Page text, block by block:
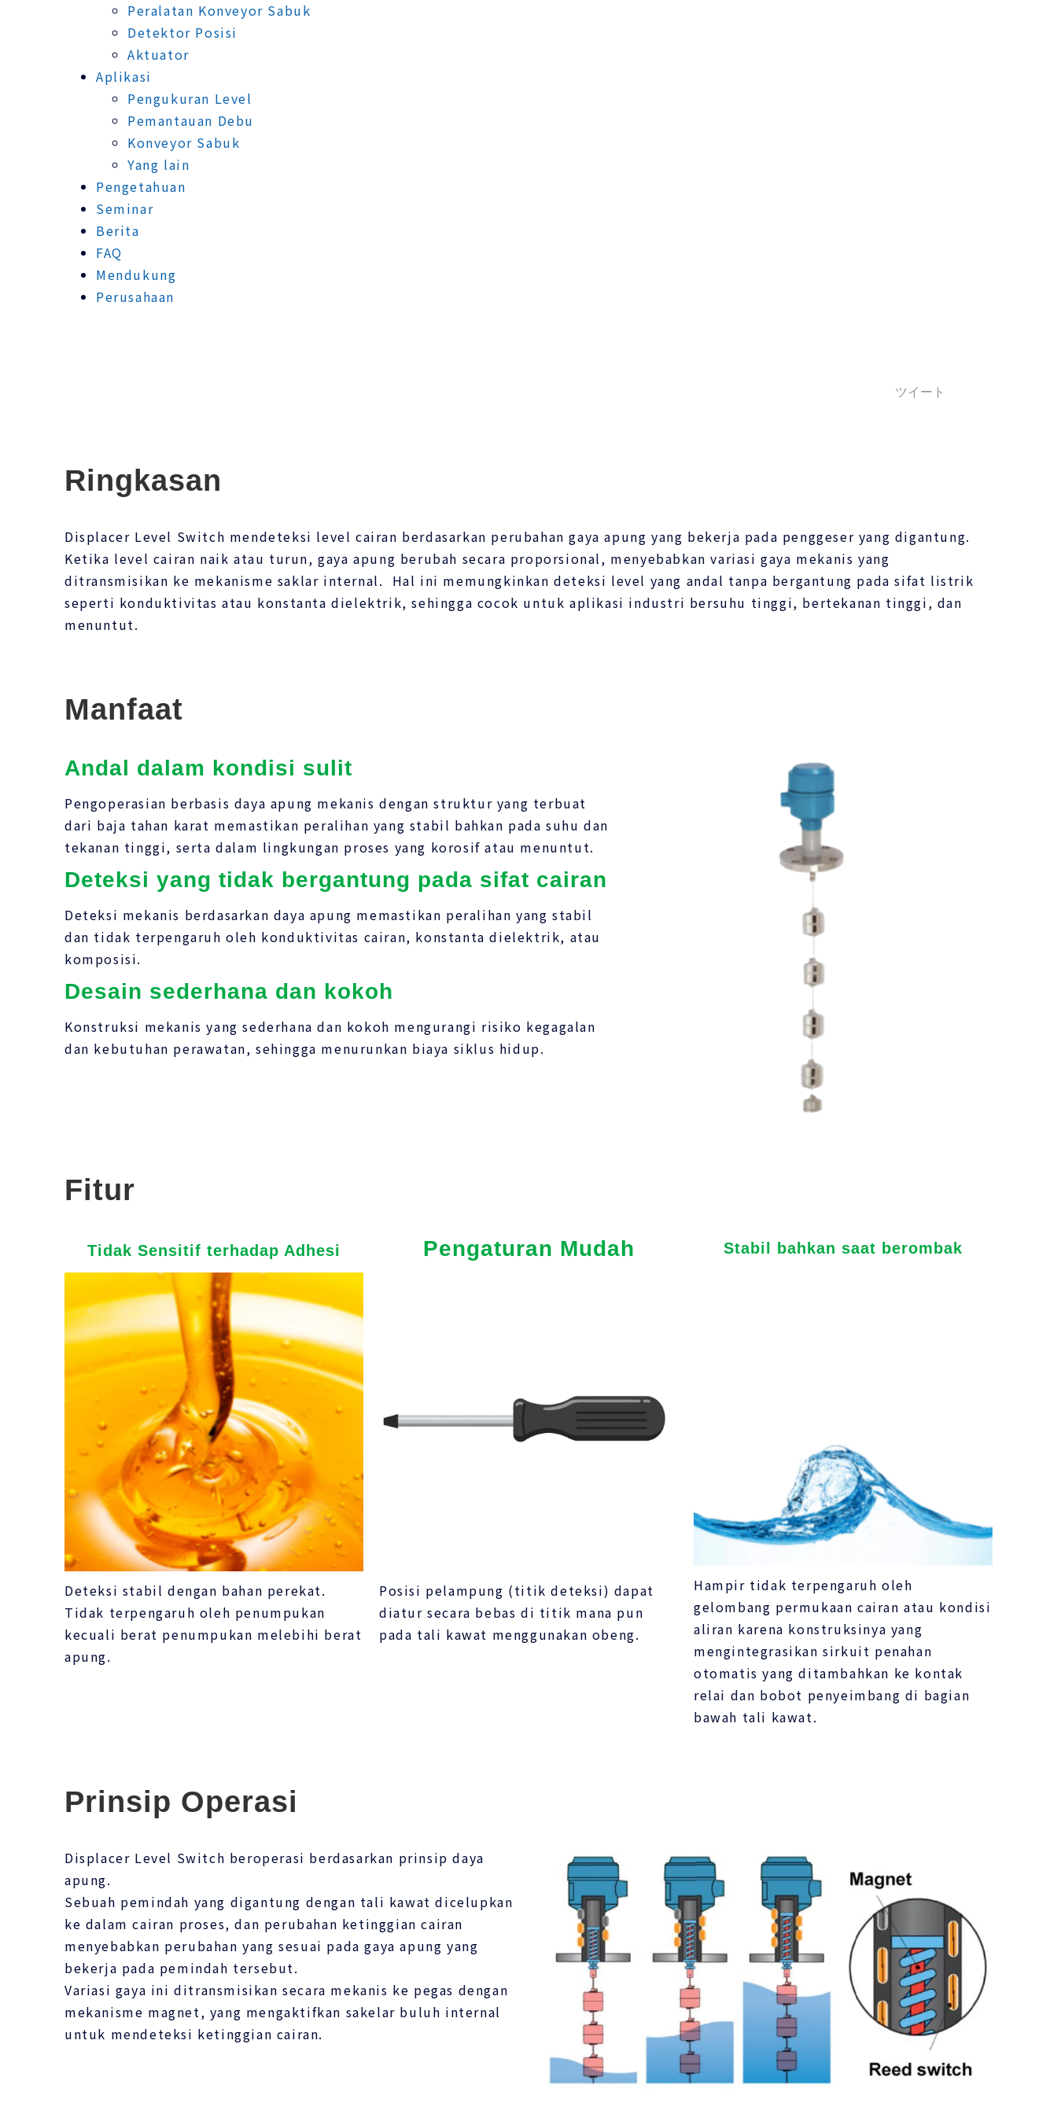
Peralatan Konveyor Sabuk
Detektor Posisi
Aktuator
Aplikasi
Pengukuran Level
Pemantauan Debu
Konveyor Sabuk
Yang lain
Pengetahuan
Seminar
Berita
FAQ
Mendukung
Perusahaan
ツイート
Ringkasan
Displacer Level Switch mendeteksi level cairan berdasarkan perubahan gaya apung yang bekerja pada penggeser yang digantung.
Ketika level cairan naik atau turun, gaya apung berubah secara proporsional, menyebabkan variasi gaya mekanis yang
ditransmisikan ke mekanisme saklar internal. Hal ini memungkinkan deteksi level yang andal tanpa bergantung pada sifat listrik
seperti konduktivitas atau konstanta dielektrik, sehingga cocok untuk aplikasi industri bersuhu tinggi, bertekanan tinggi, dan
menuntut.
Manfaat
Andal dalam kondisi sulit
Pengoperasian berbasis daya apung mekanis dengan struktur yang terbuat
dari baja tahan karat memastikan peralihan yang stabil bahkan pada suhu dan
tekanan tinggi, serta dalam lingkungan proses yang korosif atau menuntut.
Deteksi yang tidak bergantung pada sifat cairan
Deteksi mekanis berdasarkan daya apung memastikan peralihan yang stabil
dan tidak terpengaruh oleh konduktivitas cairan, konstanta dielektrik, atau
komposisi.
Desain sederhana dan kokoh
Konstruksi mekanis yang sederhana dan kokoh mengurangi risiko kegagalan
dan kebutuhan perawatan, sehingga menurunkan biaya siklus hidup.
Fitur
Tidak Sensitif terhadap Adhesi
Deteksi stabil dengan bahan perekat.
Tidak terpengaruh oleh penumpukan
kecuali berat penumpukan melebihi berat
apung.
Pengaturan Mudah
Posisi pelampung (titik deteksi) dapat
diatur secara bebas di titik mana pun
pada tali kawat menggunakan obeng.
Stabil bahkan saat berombak
Hampir tidak terpengaruh oleh
gelombang permukaan cairan atau kondisi
aliran karena konstruksinya yang
mengintegrasikan sirkuit penahan
otomatis yang ditambahkan ke kontak
relai dan bobot penyeimbang di bagian
bawah tali kawat.
Prinsip Operasi
Displacer Level Switch beroperasi berdasarkan prinsip daya
apung.
Sebuah pemindah yang digantung dengan tali kawat dicelupkan
ke dalam cairan proses, dan perubahan ketinggian cairan
menyebabkan perubahan yang sesuai pada gaya apung yang
bekerja pada pemindah tersebut.
Variasi gaya ini ditransmisikan secara mekanis ke pegas dengan
mekanisme magnet, yang mengaktifkan sakelar buluh internal
untuk mendeteksi ketinggian cairan.